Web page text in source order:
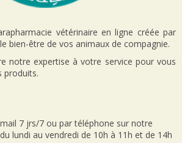
vétérinaire en ligne créée par
bien-être de vos animaux de compagnie.
notre expertise à votre service pour vous
produits.
7 jrs/7 ou par téléphone sur notre
lundi au vendredi de 10h à 11h et de 14h